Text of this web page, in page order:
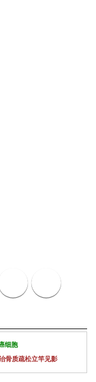
细胞
骨质疏松立竿见影